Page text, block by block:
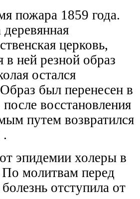
пожара 1859 года.
деревянная
церковь,
ней резной образ
остался
был перенесен в
восстановления
путем возвратился
.
эпидемии холеры в
По молитвам перед
отступила от